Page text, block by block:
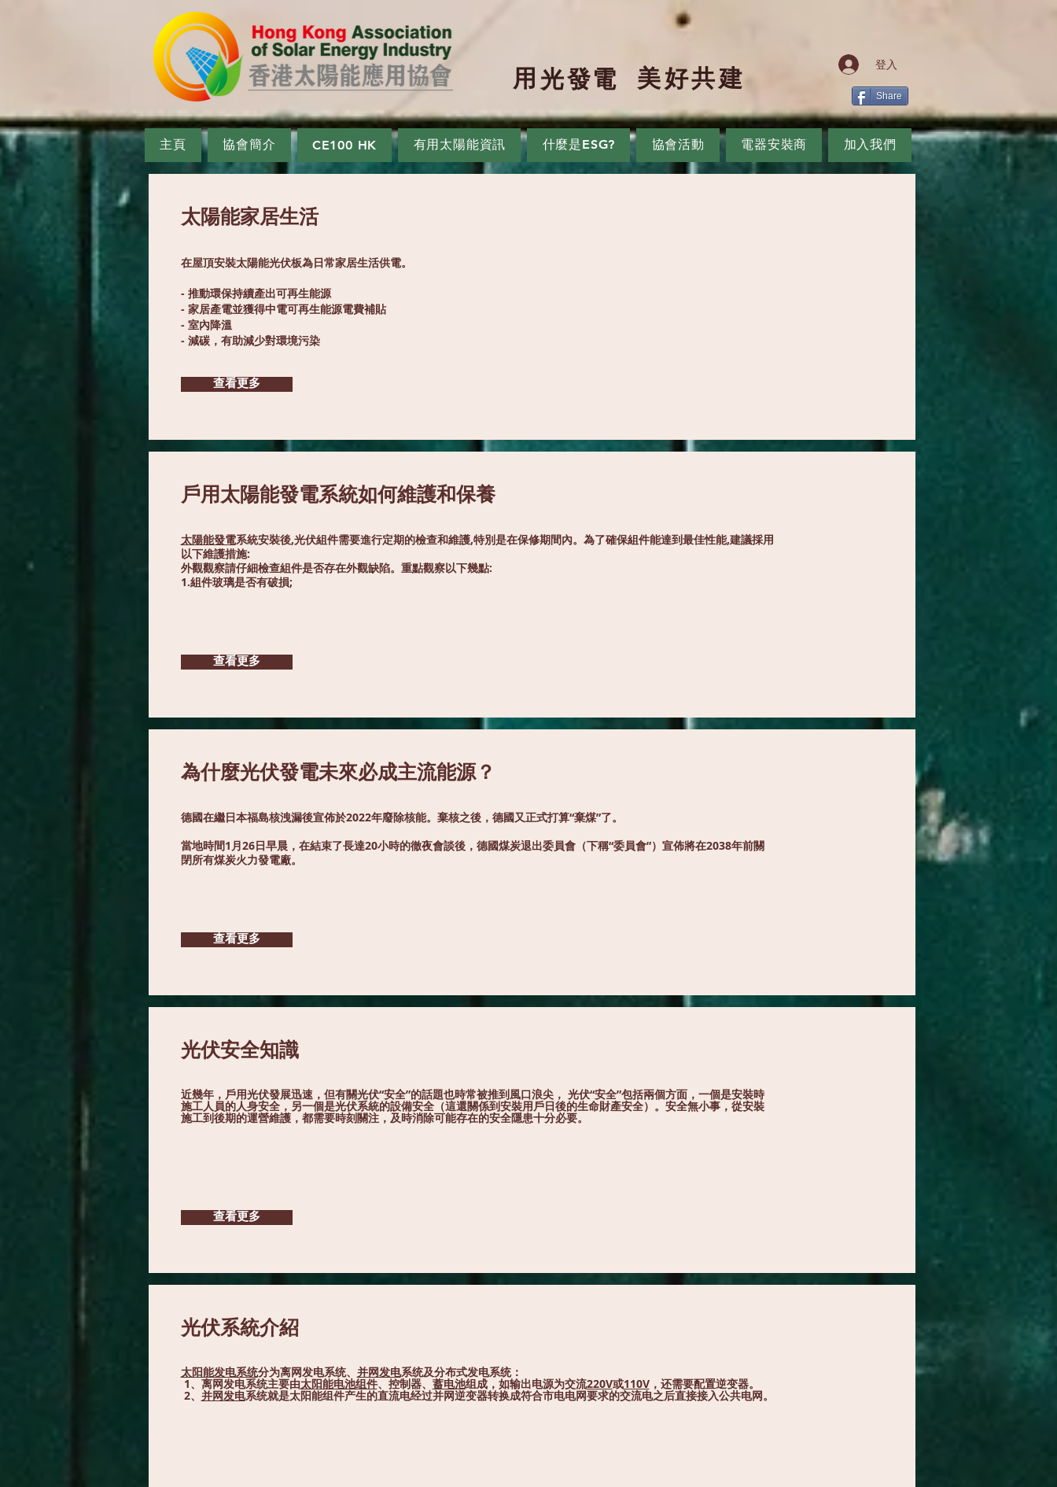
電
用​光發 美好共建 登入
Share
主頁 協會簡介 CE100 HK 有用太陽能資訊 什麼是ESG? 協會活動 電器安裝商 加入我們
太陽能家居生活
在屋頂安裝太陽能光伏板為日常家居生活供電。
- 推動環保持續產出可再生能源
- 家居產電並獲得中電可再生能源電費補貼
- 室內降溫
- 減碳，有助減少對環境污染
查看更多
戶用太陽能發電系統如何維護和保養
太陽能發電系統安裝後,光伏組件需要進行定期的檢查和維護,特別是在保修期間內。為了確保組件能達到最佳性能,建議採用
以下維護措施:
外觀觀察請仔細檢查組件是否存在外觀缺陷。重點觀察以下幾點:
1.組件玻璃是否有破損;
查看更多
為什麼光伏發電未來必成主流能源？
德國在繼日本福島核洩漏後宣佈於2022年廢除核能。棄核之後，德國又正式打算“棄煤”了。
當地時間1月26日早晨，在結束了長達20小時的徹夜會談後，德國煤炭退出委員會（下稱“委員會”）宣佈將在2038年前關
閉所有煤炭火力發電廠。
查看更多
光伏安全知識
近幾年，戶用光伏發展迅速，但有關光伏“安全”的話題也時常被推到風口浪尖， 光伏“安全”包括兩個方面，一個是安裝時
施工人員的人身安全，另一個是光伏系統的設備安全（這還關係到安裝用戶日後的生命財產安全）。安全無小事，從安裝
施工到後期的運營維護，都需要時刻關注，及時消除可能存在的安全隱患十分必要。
查看更多
光伏系統介紹
太阳能发电系统分为离网发电系统、 并网发电系统及分布式发电系统：
1、离网发电系统主要由太阳能电池组件、控制器、 蓄电池组成，如输出电源为交流220V或110V，还需要配置逆变器。
2、 并网发电系统就是太阳能组件产生的直流电经过并网逆变器转换成符合市电电网要求的交流电之后直接接入公共电网。